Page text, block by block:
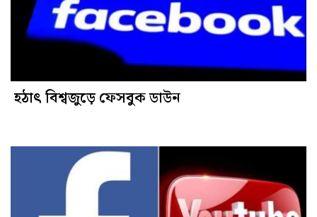
হঠাৎ বিশ্বজুড়ে ফেসবুক ডাউন